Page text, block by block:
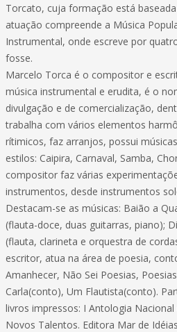
Torcato, cuja formação está
atuação compreende a Música
Instrumental, onde escreve por
fosse.
Marcelo Torca é o compositor e
música instrumental e erudita, é o
divulgação e de comercialização,
trabalha com vários elementos
rítimicos, faz arranjos, possui
estilos: Caipira, Carnaval, Samba,
compositor faz várias
instrumentos, desde instrumentos
Destacam-se as músicas: Baião a
(flauta-doce, duas guitarras, piano);
(flauta, clarineta e orquestra de
escritor, atua na área de poesia,
Amanhecer, Não Sei Poesias,
Carla(conto), Um Flautista(conto).
livros impressos: I Antologia
Novos Talentos. Editora Mar de